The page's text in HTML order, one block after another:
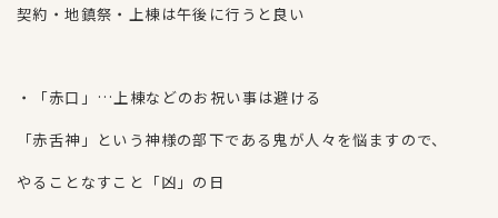
契約・地鎮祭・上棟は午後に行うと良い
・「赤口」…上棟などのお祝い事は避ける
「赤舌神」という神様の部下である鬼が人々を悩ますので、
やることなすこと「凶」の日